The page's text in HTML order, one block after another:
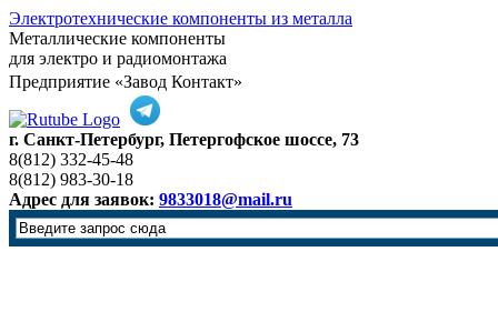
Электротехнические компоненты из металла
Металлические компоненты
для электро и радиомонтажа
Предприятие «Завод Контакт»
г. Санкт-Петербург, Петергофское шоссе, 73
8(812) 332-45-48
8(812) 983-30-18
Адрес для заявок: 9833018@mail.ru